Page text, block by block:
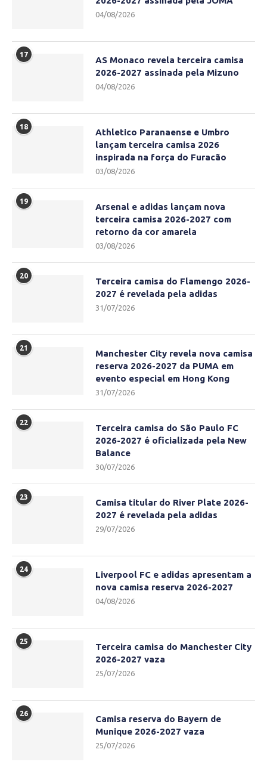
04/08/2026
17
AS Monaco revela terceira camisa
2026-2027 assinada pela Mizuno
04/08/2026
18
Athletico Paranaense e Umbro
lançam terceira camisa 2026
inspirada na força do Furacão
03/08/2026
19
Arsenal e adidas lançam nova
terceira camisa 2026-2027 com
retorno da cor amarela
03/08/2026
20
Terceira camisa do Flamengo 2026-
2027 é revelada pela adidas
31/07/2026
21
Manchester City revela nova camisa
reserva 2026-2027 da PUMA em
evento especial em Hong Kong
31/07/2026
22
Terceira camisa do São Paulo FC
2026-2027 é oficializada pela New
Balance
30/07/2026
23
Camisa titular do River Plate 2026-
2027 é revelada pela adidas
29/07/2026
24
Liverpool FC e adidas apresentam a
nova camisa reserva 2026-2027
04/08/2026
25
Terceira camisa do Manchester City
2026-2027 vaza
25/07/2026
26
Camisa reserva do Bayern de
Munique 2026-2027 vaza
25/07/2026